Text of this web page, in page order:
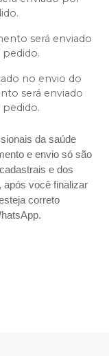
será enviado
no envio do
será enviado
da saúde
e envio só são
e dos
após você finalizar
correto